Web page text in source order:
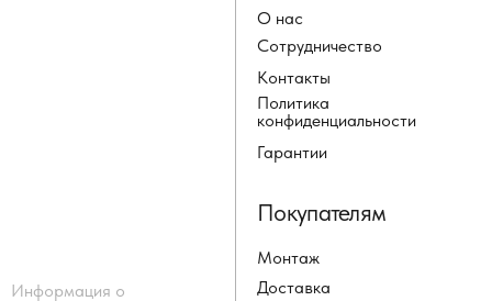
Информация о
О нас
Сотрудничество
Контакты
Политика
конфиденциальности
Монтаж
Доставка
Покупателям
Гарантии